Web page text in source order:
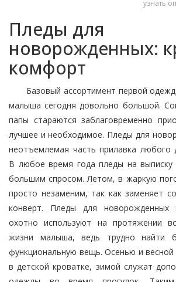
узнать
Пледы для
новорожденных:
комфорт
Базовый ассортимент первой
малыша сегодня довольно большой.
папы стараются заблаговременно
лучшее и необходимое. Пледы для
неотъемлемая часть прилавка любого
В любое время года пледы на выписку
большим спросом. Летом, в жаркую
просто незаменим, так как заменяет
конверт. Пледы для
охотно используют на протяжении
жизни малыша, ведь трудно найти
функциональную вещь. Осенью и весной
в детской кроватке, зимой служат